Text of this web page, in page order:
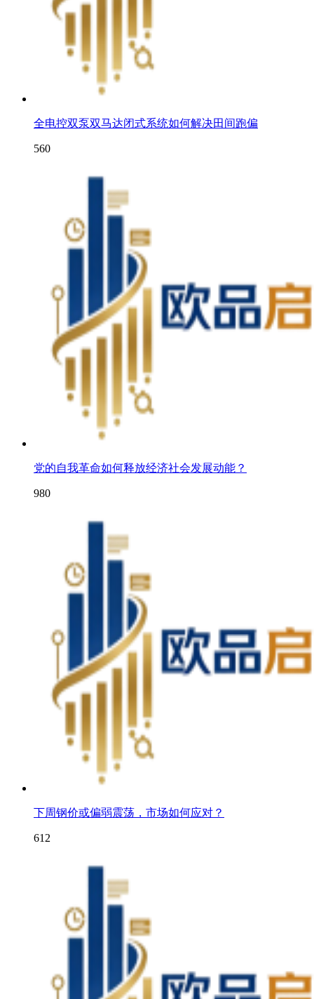
全电控双泵双马达闭式系统如何解决田间跑偏
560
党的自我革命如何释放经济社会发展动能？
980
下周钢价或偏弱震荡，市场如何应对？
612